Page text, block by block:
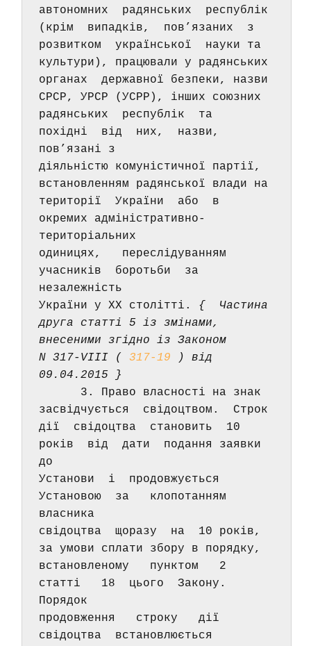
автономних  радянських  республік
(крім  випадків,  пов’язаних  з
розвитком  української  науки та
органах  державної безпеки, назви
СРСР, УРСР (УСРР), інших союзних
радянських  республік  та
похідні  від  них,  назви,
пов’язані з
діяльністю комуністичної партії,
території  України  або  в
окремих адміністративно-
територіальних
одиницях,   переслідуванням
учасників  боротьби  за
незалежність
України у XX столітті. {  Частина
друга статті 5 із змінами,
внесеними згідно із Законом
N 317-VIII ( 317-19 ) від
09.04.2015 }
дії  свідоцтва  становить  10
років  від  дати  подання заявки
до
Установи  і  продовжується
Установою  за   клопотанням
власника
свідоцтва  щоразу  на  10 років,
за умови сплати збору в порядку,
встановленому   пунктом   2
статті   18  цього  Закону.
Порядок
продовження   строку   дії
свідоцтва  встановлюється